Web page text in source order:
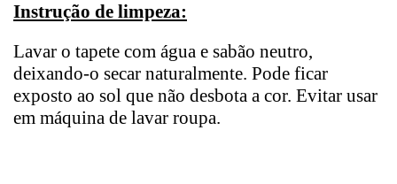
Instrução de limpeza:
Lavar o tapete com água e sabão neutro,
deixando-o secar naturalmente. Pode ficar
exposto ao sol que não desbota a cor. Evitar usar
em máquina de lavar roupa.